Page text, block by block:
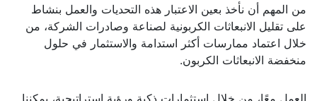
من المهم أن نأخذ بعين الاعتبار هذه التحديات والعمل بنشاط
على تقليل الانبعاثات الكربونية لصناعة وصادرات الشركة، من
خلال اعتماد ممارسات أكثر استدامة والاستثمار في حلول
منخفضة الانبعاثات الكربون.
العمل معًا، من خلال استثمارات ذكية ورؤية استراتيجية، يمكننا